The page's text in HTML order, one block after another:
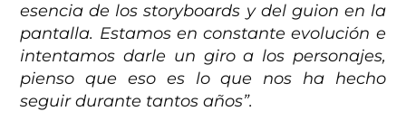
esencia de los storyboards y del guion en la
pantalla. Estamos en constante evolución e
intentamos darle un giro a los personajes,
pienso que eso es lo que nos ha hecho
seguir durante tantos años”.